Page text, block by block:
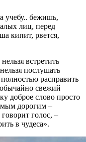
учебу.. бежишь,
лиц, перед
кипит, рвется,
встретить
послушать
расправить
свежий
доброе слово просто
дорогим –
голос, –
в чудеса».